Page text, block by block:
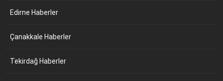
Edirne Haberler
Çanakkale Haberler
Tekirdağ Haberler